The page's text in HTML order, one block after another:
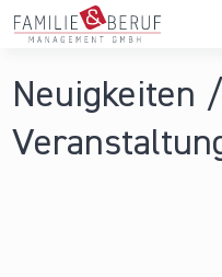
Direkt zum Inhalt
Sie sind hier
Neuigkeiten /